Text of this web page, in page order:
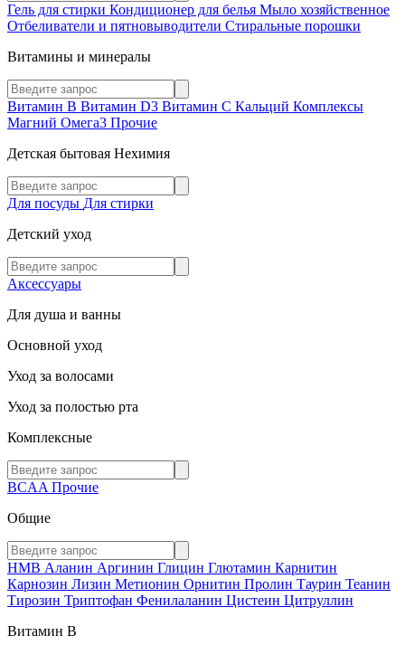
Гель для стирки Кондиционер для белья Мыло хозяйственное
Отбеливатели и пятновыводители Стиральные порошки
Витамины и минералы
Витамин В Витамин D3 Витамин С Кальций Комплексы
Магний Омега3 Прочие
Детская бытовая Нехимия
Для посуды Для стирки
Детский уход
Аксессуары
Для душа и ванны
Основной уход
Уход за волосами
Уход за полостью рта
Комплексные
BCAA Прочие
Общие
HMB Аланин Аргинин Глицин Глютамин Карнитин
Карнозин Лизин Метионин Орнитин Пролин Таурин Теанин
Тирозин Триптофан Фенилаланин Цистеин Цитруллин
Витамин В